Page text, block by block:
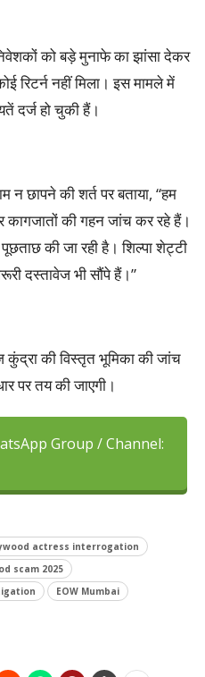
को बड़े मुनाफे का झांसा देकर
रिटर्न नहीं मिला। इस मामले में
दर्ज हो चुकी हैं।
न छापने की शर्त पर बताया, “हम
कागजातों की गहन जांच कर रहे हैं।
की जा रही है। शिल्पा शेट्टी
दस्तावेज भी सौंपे हैं।”
कुंद्रा की विस्तृत भूमिका की जांच
पर तय की जाएगी।
Group / Channel:
actress interrogation
scam 2025
EOW Mumbai